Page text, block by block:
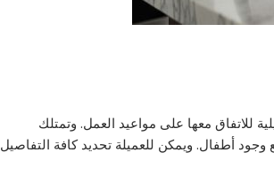
للاتفاق معها على مواعيد العمل. وتمتلك
أطفال. ويمكن للعميلة تحديد كافة التفاصيل